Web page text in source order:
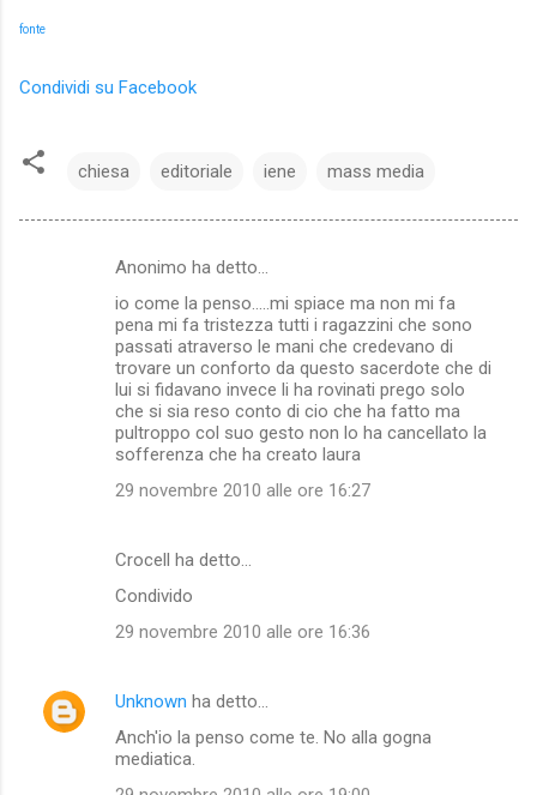
fonte
Condividi su Facebook
chiesa editoriale iene mass media
Anonimo ha detto…
io come la penso.....mi spiace ma non mi fa
pena mi fa tristezza tutti i ragazzini che sono
passati atraverso le mani che credevano di
trovare un conforto da questo sacerdote che di
lui si fidavano invece li ha rovinati prego solo
che si sia reso conto di cio che ha fatto ma
pultroppo col suo gesto non lo ha cancellato la
sofferenza che ha creato laura
29 novembre 2010 alle ore 16:27
Crocell ha detto…
Condivido
29 novembre 2010 alle ore 16:36
Unknown ha detto…
Anch'io la penso come te. No alla gogna
mediatica.